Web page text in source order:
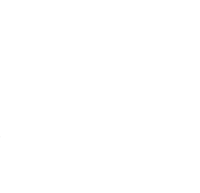
ସେମାନଙ୍କ ପ୍ରତିଭା ଓ ସେବା କାର୍ଯ୍ୟ ଦ୍ୱାରା